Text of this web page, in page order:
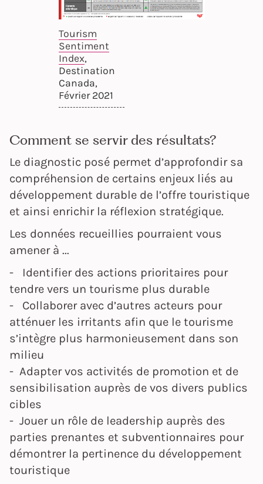
Tourism
Sentiment
Index,
Destination
Canada,
Février 2021
Comment se servir des résultats?
Le diagnostic posé permet d’approfondir sa
compréhension de certains enjeux liés au
développement durable de l’offre touristique
et ainsi enrichir la réflexion stratégique.
Les données recueillies pourraient vous
amener à ...
- Identifier des actions prioritaires pour
tendre vers un tourisme plus durable
- Collaborer avec d’autres acteurs pour
atténuer les irritants afin que le tourisme
s’intègre plus harmonieusement dans son
milieu
- Adapter vos activités de promotion et de
sensibilisation auprès de vos divers publics
cibles
- Jouer un rôle de leadership auprès des
parties prenantes et subventionnaires pour
démontrer la pertinence du développement
touristique